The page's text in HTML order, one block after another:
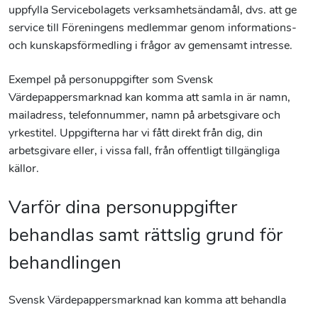
uppfylla Servicebolagets verksamhetsändamål, dvs. att ge
service till Föreningens medlemmar genom informations-
och kunskapsförmedling i frågor av gemensamt intresse.
Exempel på personuppgifter som Svensk
Värdepappersmarknad kan komma att samla in är namn,
mailadress, telefonnummer, namn på arbetsgivare och
yrkestitel. Uppgifterna har vi fått direkt från dig, din
arbetsgivare eller, i vissa fall, från offentligt tillgängliga
källor.
Varför dina personuppgifter
behandlas samt rättslig grund för
behandlingen
Svensk Värdepappersmarknad kan komma att behandla